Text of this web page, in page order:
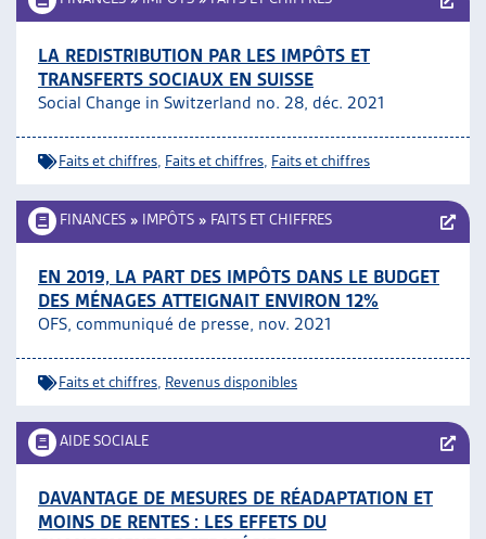
LA REDISTRIBUTION PAR LES IMPÔTS ET
TRANSFERTS SOCIAUX EN SUISSE
Social Change in Switzerland no. 28, déc. 2021
Faits et chiffres Faits et chiffres Faits et chiffres
FINANCES » IMPÔTS » FAITS ET CHIFFRES
EN 2019, LA PART DES IMPÔTS DANS LE BUDGET
DES MÉNAGES ATTEIGNAIT ENVIRON 12%
OFS, communiqué de presse, nov. 2021
Faits et chiffres Revenus disponibles
AIDE SOCIALE
DAVANTAGE DE MESURES DE RÉADAPTATION ET
MOINS DE RENTES : LES EFFETS DU